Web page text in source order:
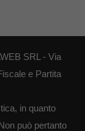
SRL - Via
e Partita
in quanto
può pertanto